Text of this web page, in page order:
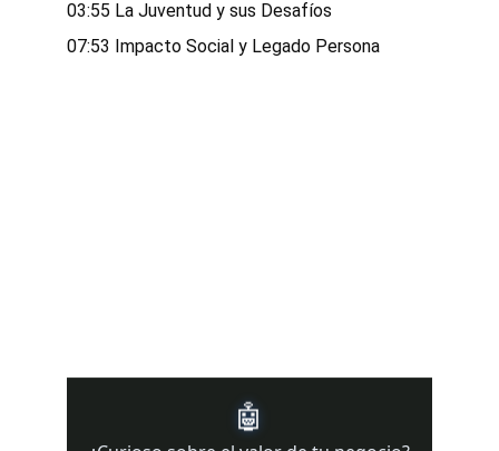
03:55 La Juventud y sus Desafíos
07:53 Impacto Social y Legado Persona